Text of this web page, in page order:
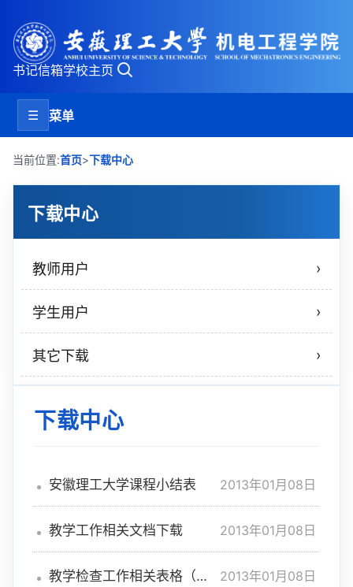
书记信箱学校主页
☰ 菜单
当前位置:首页>下载中心
下载中心
教师用户 ›
学生用户 ›
其它下载 ›
下载中心
安徽理工大学课程小结表 2013年01月08日
教学工作相关文档下载 2013年01月08日
教学检查工作相关表格（听
2013年01月08日